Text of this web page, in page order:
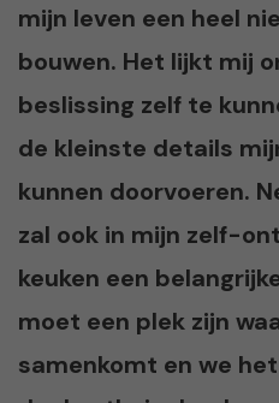
mijn leven een heel
bouwen. Het lijkt mij
beslissing zelf te
de kleinste details
kunnen doorvoeren.
zal ook in mijn zelf-
keuken een
moet een plek zijn
samenkomt en we